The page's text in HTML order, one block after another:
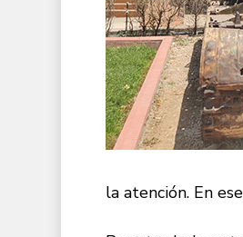
la atención. En